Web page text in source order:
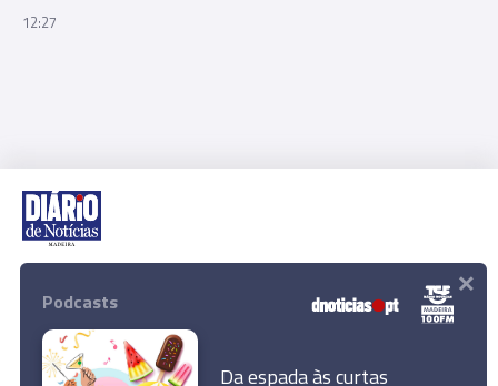
12:27
Rua Dr. Fernão de Ornelas, 56 - 3º
291 202 300
Download App
Podcasts
Da espada às curtas
×